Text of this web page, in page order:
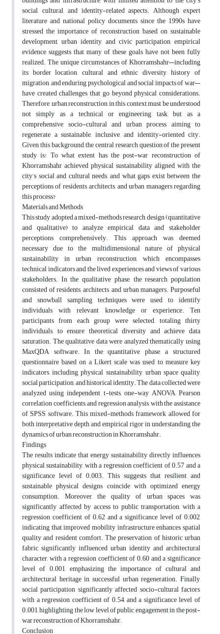
social, cultural, and identity-related aspects. Although expert
literature and national policy documents since the 1990s have
stressed the importance of reconstruction based on sustainable
development, urban identity, and civic participation, empirical
evidence suggests that many of these goals have not been fully
realized. The unique circumstances of Khorramshahr—including
its border location, cultural and ethnic diversity, history of
migration, and enduring psychological and social impacts of war—
have created challenges that go beyond physical considerations.
Therefore, urban reconstruction in this context must be understood
not simply as a technical or engineering task, but as a
comprehensive socio-cultural and urban process aiming to
regenerate a sustainable, inclusive, and identity-oriented city.
Given this background, the central research question of the present
study is: To what extent has the post-war reconstruction of
Khorramshahr achieved physical sustainability aligned with the
city’s social and cultural needs, and what gaps exist between the
perceptions of residents, architects, and urban managers regarding
this process?
Materials and Methods
This study adopted a mixed-methods research design (quantitative
and qualitative) to analyze empirical data and stakeholder
perceptions comprehensively. This approach was deemed
necessary due to the multidimensional nature of physical
sustainability in urban reconstruction, which encompasses
technical indicators and the lived experiences and views of various
stakeholders. In the qualitative phase, the research population
consisted of residents, architects, and urban managers. Purposeful
and snowball sampling techniques were used to identify
individuals with relevant knowledge or experience. Ten
participants from each group were selected, totaling thirty
individuals, to ensure theoretical diversity and achieve data
saturation. The qualitative data were analyzed thematically using
MaxQDA software. In the quantitative phase, a structured
questionnaire based on a Likert scale was used to measure key
indicators, including physical sustainability, urban space quality,
social participation, and historical identity. The data collected were
analyzed using independent t-tests, one-way ANOVA, Pearson
correlation coefficients, and regression analysis, with the assistance
of SPSS software. This mixed-methods framework allowed for
both interpretative depth and empirical rigor in understanding the
dynamics of urban reconstruction in Khorramshahr.
Findings
The results indicate that energy sustainability directly influences
physical sustainability, with a regression coefficient of 0.57 and a
significance level of 0.003. This suggests that resilient and
sustainable physical designs coincide with optimized energy
consumption. Moreover, the quality of urban spaces was
significantly affected by access to public transportation, with a
regression coefficient of 0.62 and a significance level of 0.002,
indicating that improved mobility infrastructure enhances spatial
quality and resident comfort. The preservation of historic urban
fabric significantly influenced urban identity and architectural
character, with a regression coefficient of 0.60 and a significance
level of 0.001, emphasizing the importance of cultural and
architectural heritage in successful urban regeneration. Finally,
social participation significantly affected socio-cultural factors,
with a regression coefficient of 0.54 and a significance level of
0.001, highlighting the low level of public engagement in the post-
war reconstruction of Khorramshahr.
Conclusion